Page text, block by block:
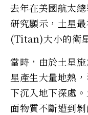
去年在美國航太
研究顯示，土星
(Titan)大小的衛
當時，由於土星
星產生大量地熱
下沉入地下深處
面物質不斷遭到